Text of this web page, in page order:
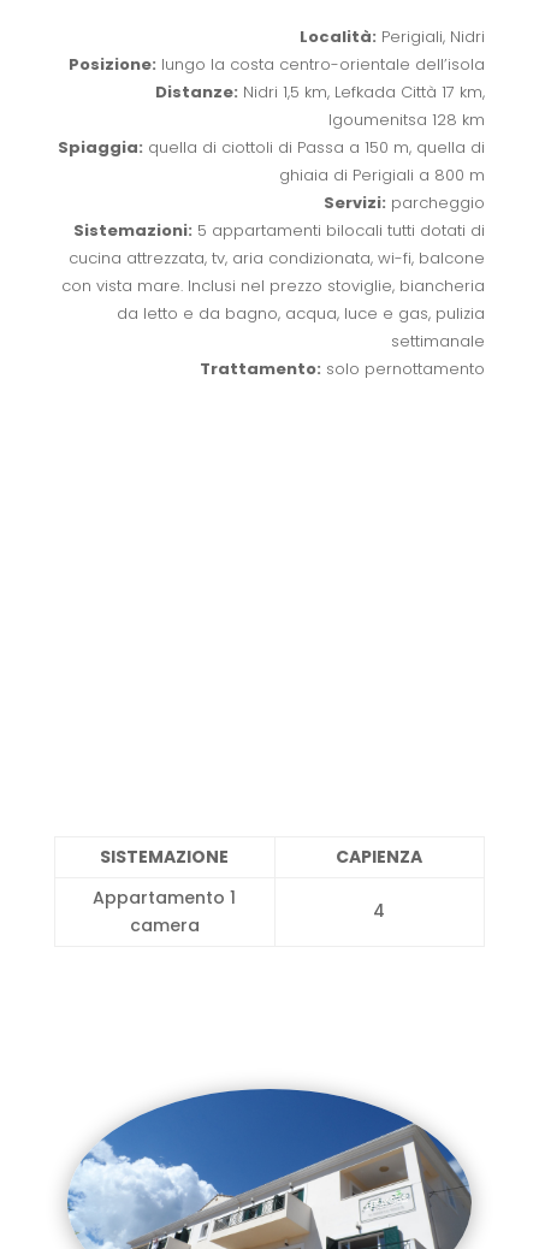
Località: Perigiali, Nidri
Posizione: lungo la costa centro-orientale dell’isola
Distanze: Nidri 1,5 km, Lefkada Città 17 km,
Igoumenitsa 128 km
Spiaggia: quella di ciottoli di Passa a 150 m, quella di
ghiaia di Perigiali a 800 m
Servizi: parcheggio
Sistemazioni: 5 appartamenti bilocali tutti dotati di
cucina attrezzata, tv, aria condizionata, wi-fi, balcone
con vista mare. Inclusi nel prezzo stoviglie, biancheria
da letto e da bagno, acqua, luce e gas, pulizia
settimanale
Trattamento: solo pernottamento
SISTEMAZIONE
CAPIENZA
Appartamento 1
camera
4